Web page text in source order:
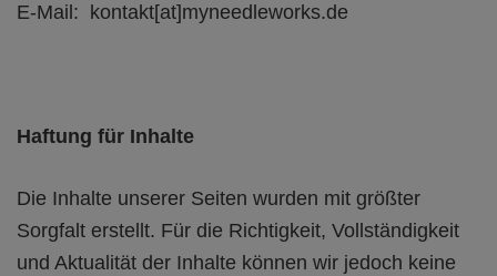
E-Mail: kontakt[at]myneedleworks.de
Haftung für Inhalte
Die Inhalte unserer Seiten wurden mit größter
Sorgfalt erstellt. Für die Richtigkeit, Vollständigkeit
und Aktualität der Inhalte können wir jedoch keine